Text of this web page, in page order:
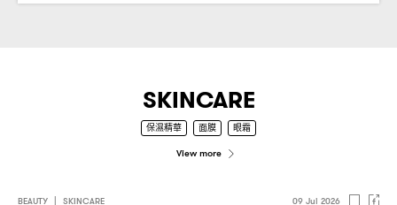
SKINCARE
保濕精華 面膜 眼霜
View more
BEAUTY SKINCARE 09 Jul 2026